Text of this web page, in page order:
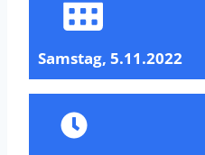
Samstag, 5.11.2022